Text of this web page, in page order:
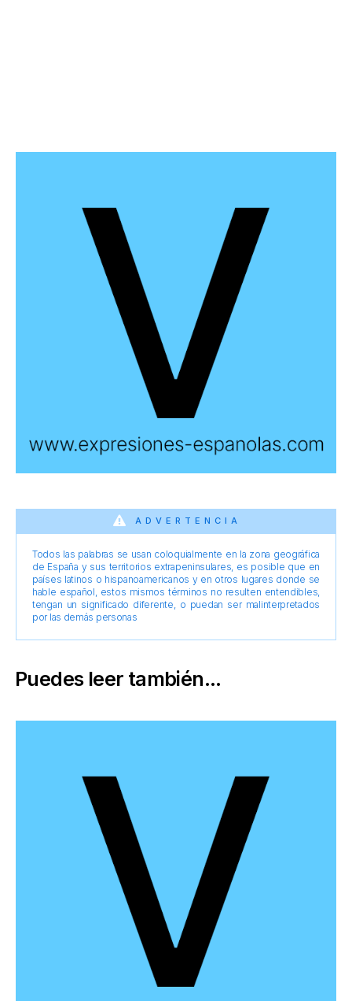
ADVERTENCIA
Todos las palabras se usan coloquialmente en la zona geográfica
de España y sus territorios extrapeninsulares, es posible que en
países latinos o hispanoamericanos y en otros lugares donde se
hable español, estos mismos términos no resulten entendibles,
tengan un significado diferente, o puedan ser malinterpretados
por las demás personas
Puedes leer también...